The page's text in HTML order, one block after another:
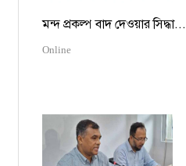
মন্দ প্রকল্প বাদ দেওয়ার সিদ্ধা...
Online